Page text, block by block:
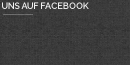
AUF FACEBOOK